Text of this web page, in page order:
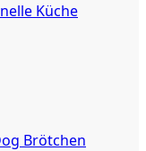
Küche
Brötchen